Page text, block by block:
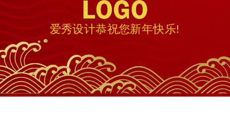
爱秀设计恭祝您新年快乐!